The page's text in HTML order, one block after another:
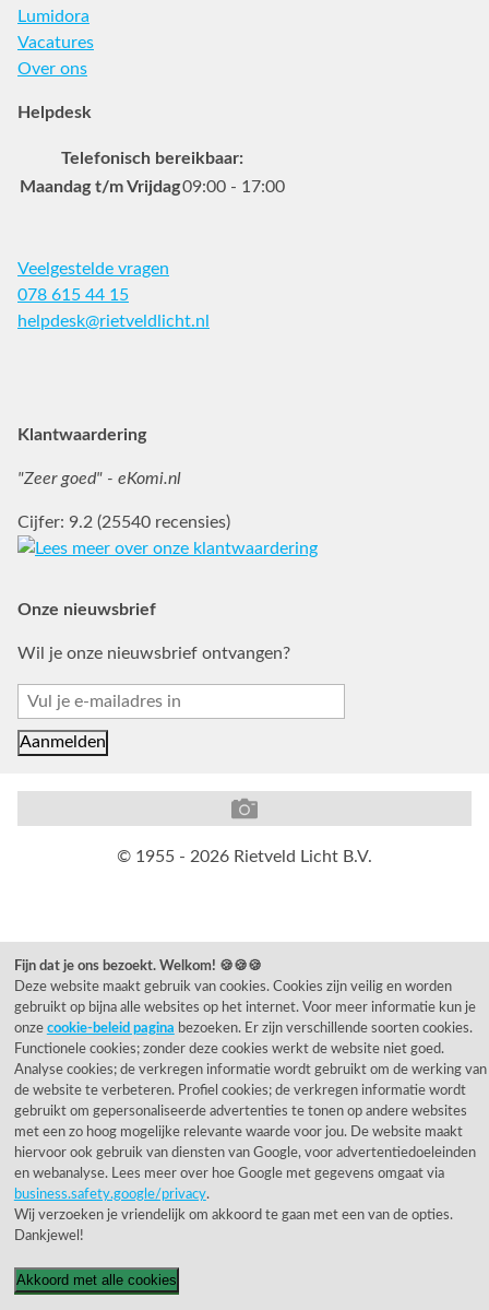
Lumidora
Vacatures
Over ons
Helpdesk
Telefonisch bereikbaar:
Maandag t/m Vrijdag09:00 - 17:00
Veelgestelde vragen
078 615 44 15
helpdesk@rietveldlicht.nl
Klantwaardering
"Zeer goed" - eKomi.nl
Cijfer: 9.2 (25540 recensies)
Onze nieuwsbrief
Wil je onze nieuwsbrief ontvangen?
© 1955 - 2026 Rietveld Licht B.V.
Fijn dat je ons bezoekt. Welkom! 🍪🍪🍪
Deze website maakt gebruik van cookies. Cookies zijn veilig en worden
gebruikt op bijna alle websites op het internet. Voor meer informatie kun je
onze cookie-beleid pagina bezoeken. Er zijn verschillende soorten cookies.
Functionele cookies; zonder deze cookies werkt de website niet goed.
Analyse cookies; de verkregen informatie wordt gebruikt om de werking van
de website te verbeteren. Profiel cookies; de verkregen informatie wordt
gebruikt om gepersonaliseerde advertenties te tonen op andere websites
met een zo hoog mogelijke relevante waarde voor jou. De website maakt
hiervoor ook gebruik van diensten van Google, voor advertentiedoeleinden
en webanalyse. Lees meer over hoe Google met gegevens omgaat via
business.safety.google/privacy.
Wij verzoeken je vriendelijk om akkoord te gaan met een van de opties.
Dankjewel!
Akkoord met alle cookies